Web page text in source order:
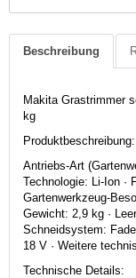
Beschreibung
Makita Grastrimmer
kg
Produktbeschreibung:
Antriebs-Art
Technologie: Li-Ion ·
Gartenwerkzeug-
Gewicht: 2,9 kg ·
Schneidsystem:
18 V · Weitere
Technische Details: